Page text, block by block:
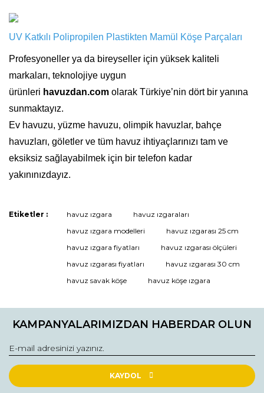
UV Katkılı Polipropilen Plastikten Mamül Köşe Parçaları
Profesyoneller ya da bireyseller için yüksek kaliteli
markaları, teknolojiye uygun
ürünleri havuzdan.com olarak Türkiye’nin dört bir yanına
sunmaktayız.
Ev havuzu, yüzme havuzu, olimpik havuzlar, bahçe
havuzları, göletler ve tüm havuz ihtiyaçlarınızı tam ve
eksiksiz sağlayabilmek için bir telefon kadar
yakınınızdayız.
Bu ürüne ilk yorumu siz yapın!
Yorum Yaz
Etiketler : havuz ızgara
havuz ızgaraları
havuz ızgara modelleri
havuz ızgarası 25 cm
havuz ızgara fiyatları
havuz ızgarası ölçüleri
havuz ızgarası fiyatları
havuz ızgarası 30 cm
havuz savak köşe
havuz köşe ızgara
KAMPANYALARIMIZDAN HABERDAR OLUN
KAYDOL